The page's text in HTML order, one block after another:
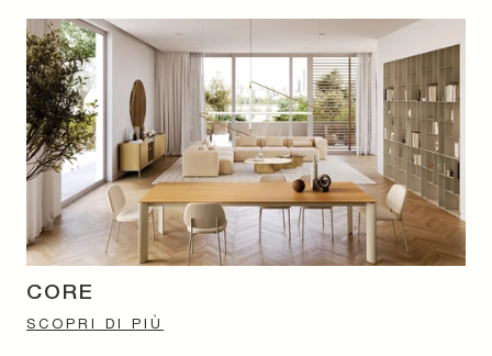
CORE
SCOPRI DI PIÙ